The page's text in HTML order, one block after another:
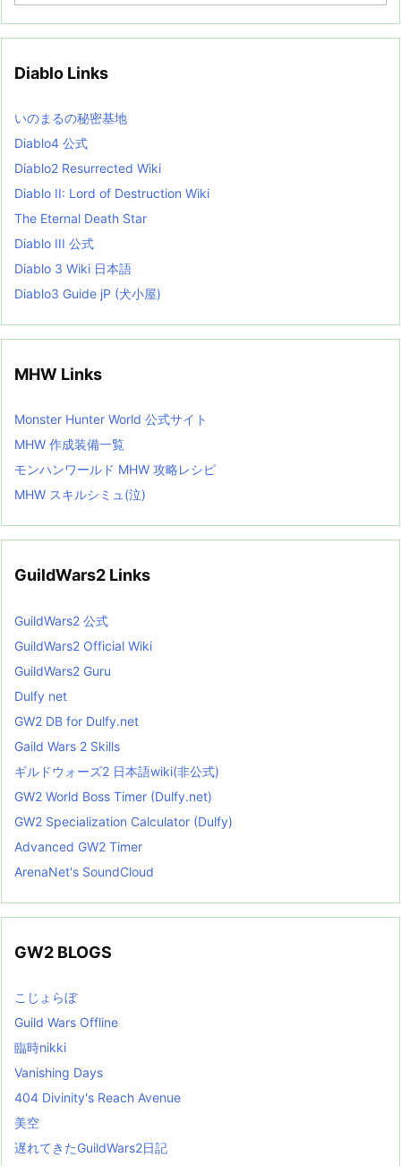
e
i
s
t
Diablo Links
いのまるの秘密基地
Diablo4 公式
Diablo2 Resurrected Wiki
Diablo II: Lord of Destruction Wiki
The Eternal Death Star
Diablo III 公式
Diablo 3 Wiki 日本語
Diablo3 Guide jP (犬小屋)
MHW Links
Monster Hunter World 公式サイト
MHW 作成装備一覧
モンハンワールド MHW 攻略レシピ
MHW スキルシミュ(泣)
GuildWars2 Links
GuildWars2 公式
GuildWars2 Official Wiki
GuildWars2 Guru
Dulfy net
GW2 DB for Dulfy.net
Gaild Wars 2 Skills
ギルドウォーズ2 日本語wiki(非公式)
GW2 World Boss Timer (Dulfy.net)
GW2 Specialization Calculator (Dulfy)
Advanced GW2 Timer
ArenaNet's SoundCloud
GW2 BLOGS
こじょらぼ
Guild Wars Offline
臨時nikki
Vanishing Days
404 Divinity's Reach Avenue
美空
遅れてきたGuildWars2日記